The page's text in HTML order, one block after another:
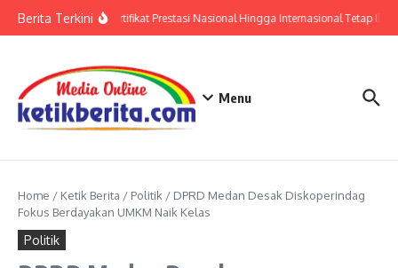
Berita TerkiniPolri: Sertifikat Prestasi Nasional Hingga Internasional Tetap Ikuti
Menu
Home / Ketik Berita / Politik / DPRD Medan Desak Diskoperindag
Fokus Berdayakan UMKM Naik Kelas
Politik